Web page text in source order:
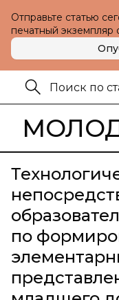
Отправьте статью
печатный экземпляр
по